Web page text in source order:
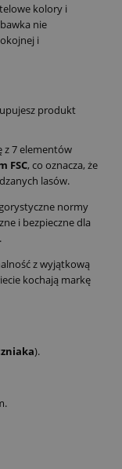
kolory i
nie
i
produkt
z 7 elementów
FSC, co oznacza, że
lasów.
normy
i bezpieczne dla
z wyjątkową
kochają markę
).